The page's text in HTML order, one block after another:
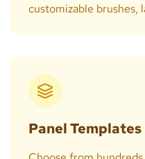
customizable brushes,
Panel Templates